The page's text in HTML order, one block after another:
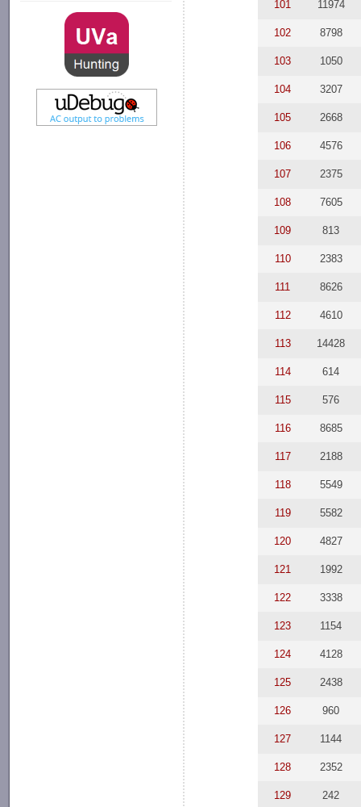
101 11974
102 8798
103 1050
104 3207
105 2668
106 4576
107 2375
108 7605
109 813
110 2383
111 8626
112 4610
113 14428
114 614
115 576
116 8685
117 2188
118 5549
119 5582
120 4827
121 1992
122 3338
123 1154
124 4128
125 2438
126 960
127 1144
128 2352
129 242